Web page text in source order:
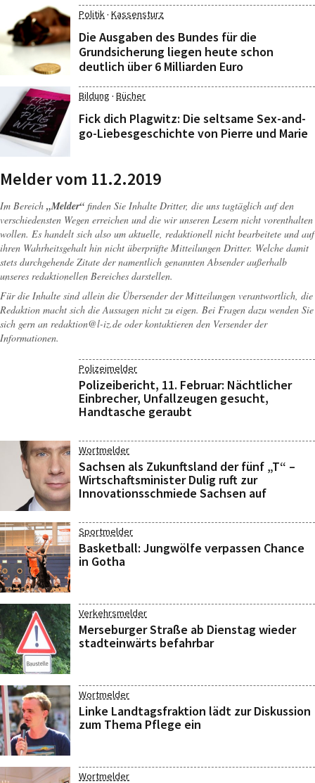
Politik· Kassensturz
Die Ausgaben des Bundes für die
Grundsicherung liegen heute schon
deutlich über 6 Milliarden Euro
Bildung · Bücher
Fick dich Plagwitz: Die seltsame Sex-and-
go-Liebesgeschichte von Pierre und Marie
Melder vom 11.2.2019
Im Bereich „Melder“ finden Sie Inhalte Dritter, die uns tagtäglich auf den
verschiedensten Wegen erreichen und die wir unseren Lesern nicht vorenthalten
wollen. Es handelt sich also um aktuelle, redaktionell nicht bearbeitete und auf
ihren Wahrheitsgehalt hin nicht überprüfte Mitteilungen Dritter. Welche damit
stets durchgehende Zitate der namentlich genannten Absender außerhalb
unseres redaktionellen Bereiches darstellen.
Für die Inhalte sind allein die Übersender der Mitteilungen verantwortlich, die
Redaktion macht sich die Aussagen nicht zu eigen. Bei Fragen dazu wenden Sie
sich gern an redaktion@l-iz.de oder kontaktieren den Versender der
Informationen.
Polizeimelder
Polizeibericht, 11. Februar: Nächtlicher
Einbrecher, Unfallzeugen gesucht,
Handtasche geraubt
Wortmelder
Sachsen als Zukunftsland der fünf „T“ –
Wirtschaftsminister Dulig ruft zur
Innovationsschmiede Sachsen auf
Sportmelder
Basketball: Jungwölfe verpassen Chance
in Gotha
Verkehrsmelder
Merseburger Straße ab Dienstag wieder
stadteinwärts befahrbar
Wortmelder
Linke Landtagsfraktion lädt zur Diskussion
zum Thema Pflege ein
Wortmelder